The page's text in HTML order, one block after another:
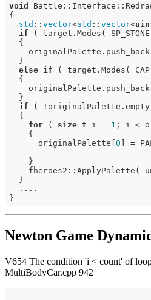
void
{
std :: vector<std :: vector<
if ( target.Modes(
  {
  }
else
if ( target.Modes(
  {
  }
if (
  {
for ( size_t i = 1 ; i <
    {
      originalPalette[
0 ] =
    }
fheroes2::ApplyPalette(
  }
  ....
Newton Game
V654 The condition 'i < count' of
MultiBodyCar.cpp 942